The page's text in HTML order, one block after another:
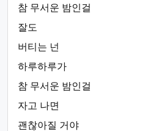
참 무서운 밤인걸
잘도
버티는 넌
하루하루가
참 무서운 밤인걸
자고 나면
괜찮아질 거야